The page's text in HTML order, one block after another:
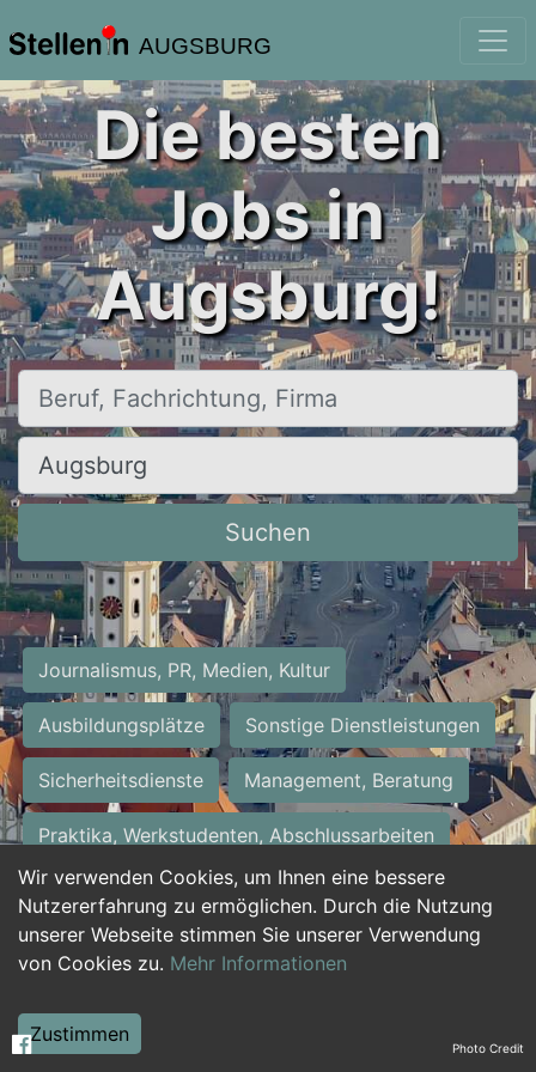
AUGSBURG
Wir verwenden Cookies, um Ihnen eine bessere
Nutzererfahrung zu ermöglichen. Durch die Nutzung
unserer Webseite stimmen Sie unserer Verwendung
von Cookies zu. Mehr Informationen
Zustimmen
Die besten
Jobs in
Augsburg!
Beruf, Fachrichtung, Firma
Ort, Stadt
Suchen
Journalismus, PR, Medien, Kultur
Ausbildungsplätze Sonstige Dienstleistungen
Sicherheitsdienste Management, Beratung
Praktika, Werkstudenten, Abschlussarbeiten
Personalwesen Assistenz, Sekretariat
Hilfskräfte, Aushilfs- und Nebenjobs
Weiterbildung, Studium, duale Ausbildung Photo Credit